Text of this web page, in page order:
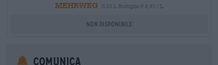
MEHRWEG
0,33 L Bottiglia € 8,91 / L
Non disponibile
Comunica